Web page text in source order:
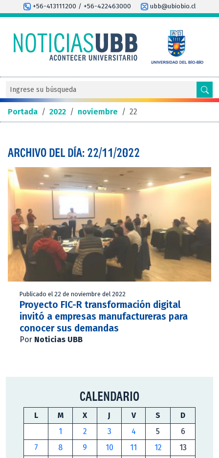
+56-413111200 / +56-422463000 ubb@ubiobio.cl
Portada / 2022 / noviembre / 22
ARCHIVO DEL DÍA: 22/11/2022
Publicado el 22 de noviembre del 2022
Proyecto FIC-R transformación digital
invitó a empresas manufactureras para
conocer sus demandas
Por Noticias UBB
CALENDARIO
L M X J V S
D
1
2 3 4 5
6
7
8 9 10 11 12
13